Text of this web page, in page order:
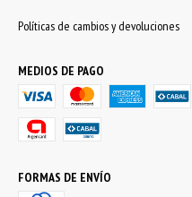
Políticas de cambios y devoluciones
MEDIOS DE PAGO
FORMAS DE ENVÍO